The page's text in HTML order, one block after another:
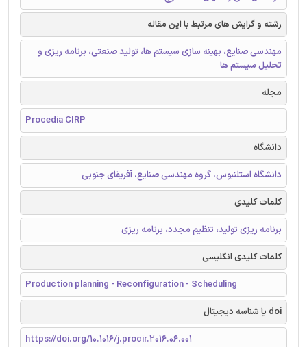
رشته و گرایش های مرتبط با این مقاله
مهندسی صنایع، بهینه سازی سیستم ها، تولید صنعتی، برنامه ریزی و
تحلیل سیستم ها
مجله
Procedia CIRP
دانشگاه
دانشگاه استلنبوس، گروه مهندسی صنایع، آفریقای جنوبی
کلمات کلیدی
برنامه ریزی تولید، تنظیم مجدد، برنامه ریزی
کلمات کلیدی انگلیسی
Production planning - Reconfiguration - Scheduling
doi یا شناسه دیجیتال
https://doi.org/10.1016/j.procir.2016.06.001